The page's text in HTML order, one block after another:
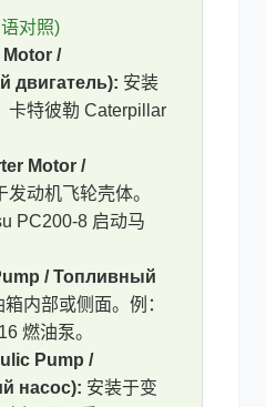
对照)
Motor /
двигатель): 安装
卡特彼勒 Caterpillar
Motor /
发动机飞轮壳体。
PC200-8 启动马
/ Топливный
内部或侧面。例：
燃油泵。
Pump /
насос): 安装于变